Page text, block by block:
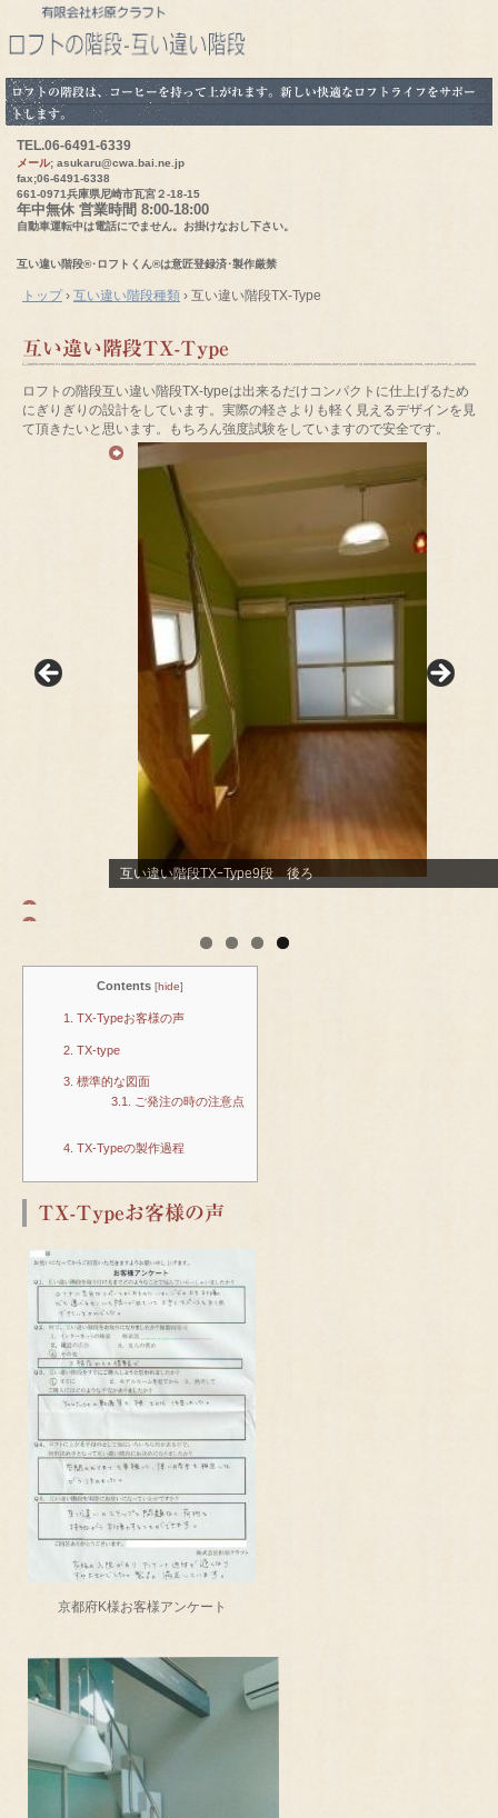
ロフトの階段は、コーヒーを持って上がれます。新しい快適なロフトライフをサポー
トします。
TEL.06-6491-6339
メール; asukaru@cwa.bai.ne.jp
fax;06-6491-6338
661-0971兵庫県尼崎市瓦宮２-18-15
年中無休 営業時間 8:00-18:00
自動車運転中は電話にでません。お掛けなおし下さい。
互い違い階段®･ロフトくん®は意匠登録済･製作厳禁
トップ› 互い違い階段種類 › 互い違い階段TX-Type
互い違い階段TX-Type
ロフトの階段互い違い階段TX-typeは出来るだけコンパクトに仕上げるため
にぎりぎりの設計をしています。実際の軽さよりも軽く見えるデザインを見
て頂きたいと思います。もちろん強度試験をしていますので安全です。
互い違い階段TXｰType9段 前
互い違い階段TXｰType9段 後ろ
Contents [hide]
1. TX-Typeお客様の声
2. TX-type
3. 標準的な図面
3.1.
ご発注の時の注意点
4. TX-Typeの製作過程
TX-Typeお客様の声
京都府K様お客様アンケート